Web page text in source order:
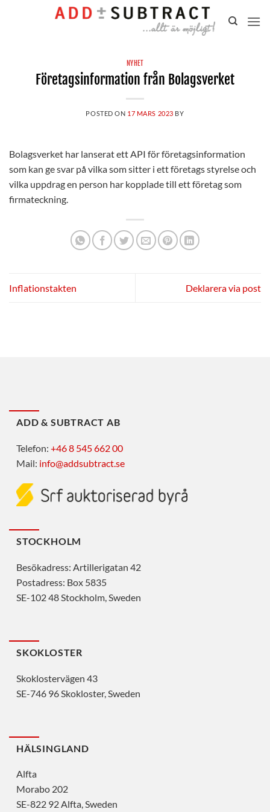
NYHET
Företagsinformation från Bolagsverket
POSTED ON 17 MARS 2023 BY
Bolagsverket har lanserat ett API för företagsinformation
som kan ge svar på vilka som sitter i ett företags styrelse och
vilka uppdrag en person har kopplade till ett företag som
firmateckning.
Inflationstakten Deklarera via post
ADD & SUBTRACT AB
Telefon: +46 8 545 662 00
Mail: info@addsubtract.se
STOCKHOLM
Besökadress: Artillerigatan 42
Postadress: Box 5835
SE-102 48 Stockholm, Sweden
SKOKLOSTER
Skoklostervägen 43
SE-746 96 Skokloster, Sweden
HÄLSINGLAND
Alfta
Morabo 202
SE-822 92 Alfta, Sweden